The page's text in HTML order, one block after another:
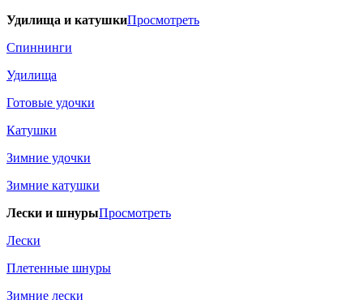
Удилища и катушкиПросмотреть
Спиннинги
Удилища
Готовые удочки
Катушки
Зимние удочки
Зимние катушки
Лески и шнурыПросмотреть
Лески
Плетенные шнуры
Зимние лески